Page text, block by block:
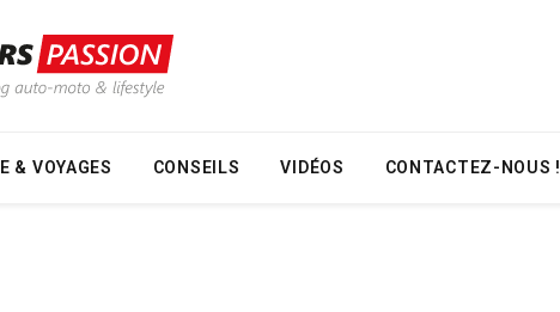
& VOYAGES CONSEILS VIDÉOS CONTACTEZ-NOUS !